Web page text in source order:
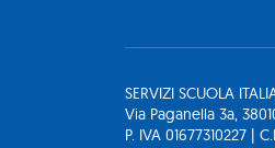
SERVIZI SCUOLA
Via Paganella 3a,
P. IVA 01677310227 |